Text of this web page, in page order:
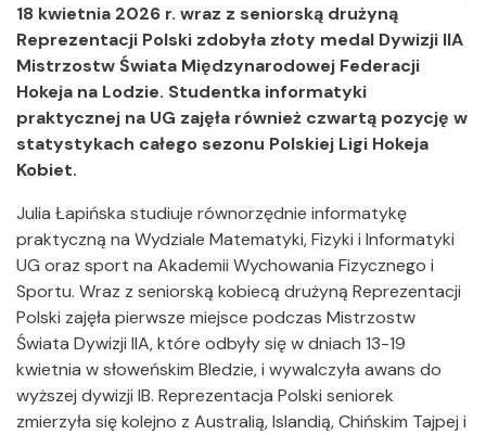
18 kwietnia 2026 r. wraz z seniorską drużyną
Reprezentacji Polski zdobyła złoty medal Dywizji IIA
Mistrzostw Świata Międzynarodowej Federacji
Hokeja na Lodzie. Studentka informatyki
praktycznej na UG zajęła również czwartą pozycję w
statystykach całego sezonu Polskiej Ligi Hokeja
Kobiet.
Julia Łapińska studiuje równorzędnie informatykę
praktyczną na Wydziale Matematyki, Fizyki i Informatyki
UG oraz sport na Akademii Wychowania Fizycznego i
Sportu. Wraz z seniorską kobiecą drużyną Reprezentacji
Polski zajęła pierwsze miejsce podczas Mistrzostw
Świata Dywizji IIA, które odbyły się w dniach 13-19
kwietnia w słoweńskim Bledzie, i wywalczyła awans do
wyższej dywizji IB. Reprezentacja Polski seniorek
zmierzyła się kolejno z Australią, Islandią, Chińskim Tajpej i